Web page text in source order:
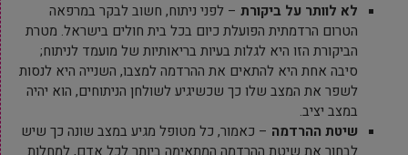
לא לוותר על ביקורת – לפני ניתוח, חשוב לבקר במרפאה
הטרום הרדמתית הפועלת כיום בכל בית חולים בישראל. מטרת
הביקורת הזו היא לגלות בעיות בריאותיות של מועמד לניתוח;
סיבה אחת היא להתאים את ההרדמה למצבו, השנייה היא לנסות
לשפר את המצב שלו כך שכשיגיע לשולחן הניתוחים, הוא יהיה
במצב יציב.
שיטת ההרדמה – כאמור, כל מטופל מגיע במצב שונה כך שיש